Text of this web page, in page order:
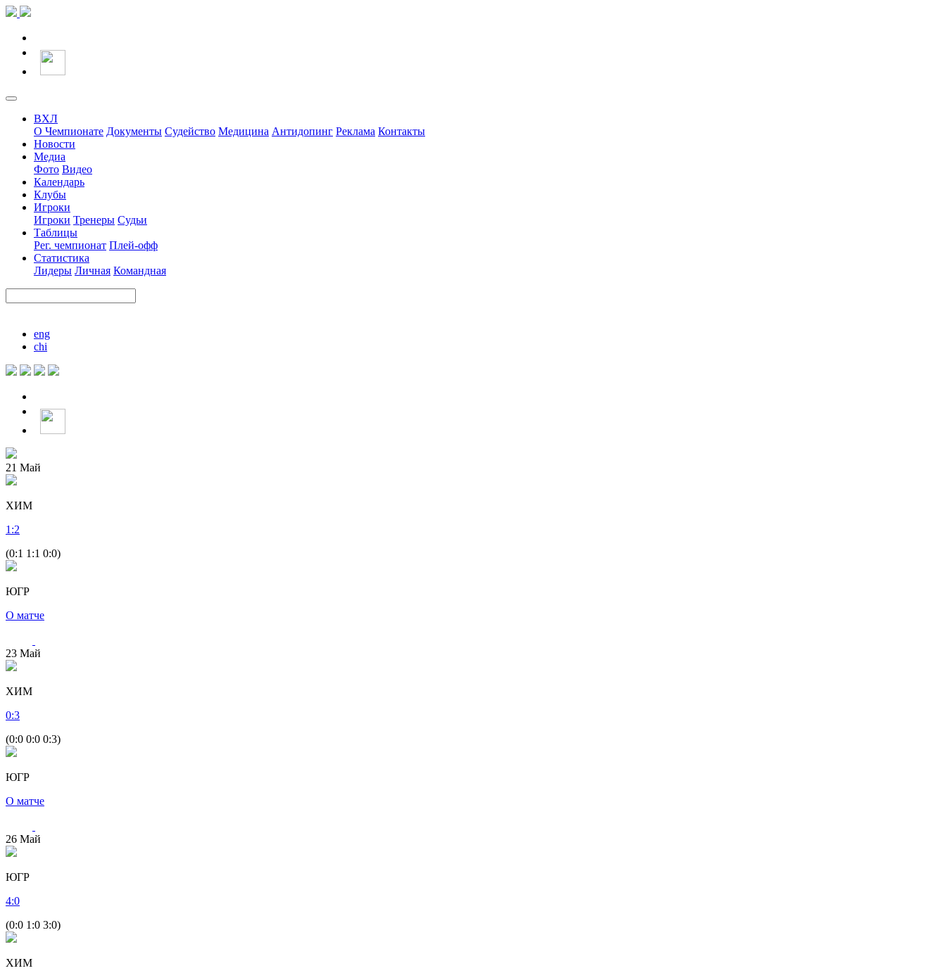
ВХЛ
О Чемпионате Документы Судейство Медицина Антидопинг Реклама Контакты
Новости
Медиа
Фото Видео
Календарь
Клубы
Игроки
Игроки Тренеры Судьи
Таблицы
Рег. чемпионат Плей-офф
Статистика
Лидеры Личная Командная
eng
chi
21 Май
ХИМ
1 :2
(0:1 1:1 0:0)
ЮГР
О матче
23 Май
ХИМ
0:3
(0:0 0:0 0:3)
ЮГР
О матче
26 Май
ЮГР
4:0
(0:0 1:0 3:0)
ХИМ